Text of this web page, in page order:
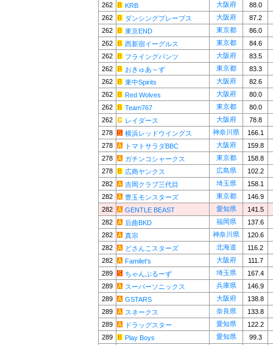
262
KRB 大阪府
88.0
262
ダンシングブレーブス 大阪府
87.2
262
東京END 東京都
86.0
262
西新宿イーグルス 東京都
84.6
262
フライングパンツ 大阪府
83.5
262
おきゅあ～ず 東京都
83.3
262
東中Spirits 大阪府
82.6
262
Red Wolves 大阪府
80.0
262
Team767 東京都
80.0
262
レイダース 大阪府
78.8
278
横浜レッドウイングス 神奈川県
166.1
278
トマトサラダBBC 大阪府
159.8
278
ガチンコシャークス 東京都
158.8
278
広商ヤンクス 広島県
102.2
282
吉岡クラブ三代目 埼玉県
158.1
282
豊玉モンスターズ 東京都
146.9
282
GENTLE BEAST 愛知県
141.5
282
后曲BKD 福岡県
137.6
282
真宗 神奈川県
120.6
282
どさんこスターズ 北海道
116.2
282
Familet's 大阪府
111.7
289
ちゃんぷるーず 埼玉県
167.4
289
スーパーソニックス 兵庫県
146.9
289
GSTARS 大阪府
138.8
289
スネークス 奈良県
133.8
289
ドラッグスター 愛知県
122.2
289
Play Boys 愛知県
99.3